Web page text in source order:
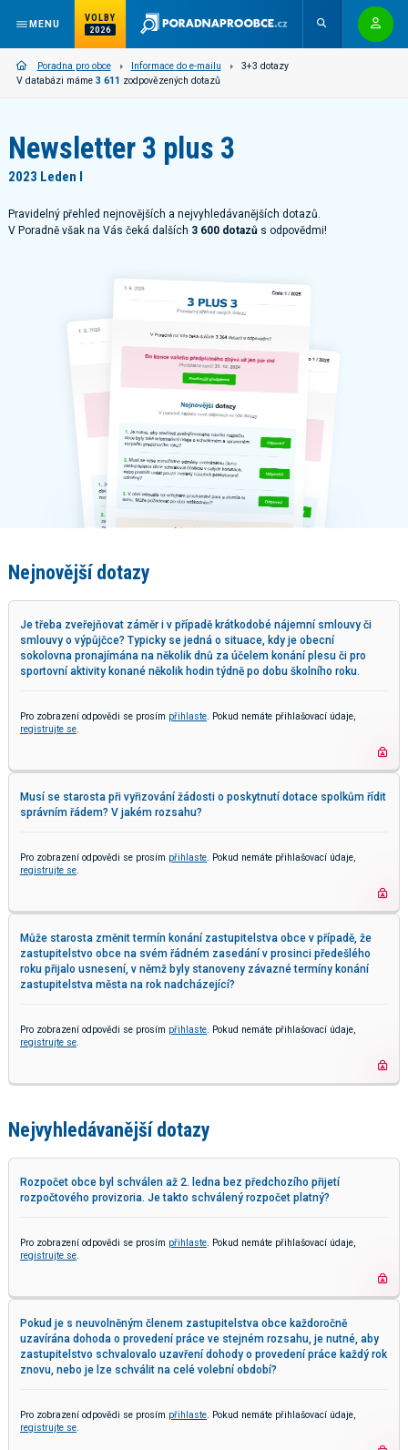
MENU
VOLBY
2026
Poradna pro obce Informace do e-mailu
3+3 dotazy
V databázi máme 3 611 zodpovězených dotazů
Newsletter 3 plus 3
2023 Leden I
Pravidelný přehled nejnovějších a nejvyhledávanějších dotazů.
V Poradně však na Vás čeká dalších 3 600 dotazů s odpovědmi!
Nejnovější dotazy
Je třeba zveřejňovat záměr i v případě krátkodobé nájemní smlouvy či
smlouvy o výpůjčce? Typicky se jedná o situace, kdy je obecní
sokolovna pronajímána na několik dnů za účelem konání plesu či pro
sportovní aktivity konané několik hodin týdně po dobu školního roku.
Pro zobrazení odpovědi se prosím přihlaste . Pokud nemáte přihlašovací údaje,
registrujte se
Musí se starosta při vyřizování žádosti o poskytnutí dotace spolkům řídit
správním řádem? V jakém rozsahu?
Pro zobrazení odpovědi se prosím přihlaste . Pokud nemáte přihlašovací údaje,
registrujte se
Může starosta změnit termín konání zastupitelstva obce v případě, že
zastupitelstvo obce na svém řádném zasedání v prosinci předešlého
roku přijalo usnesení, v němž byly stanoveny závazné termíny konání
zastupitelstva města na rok nadcházející?
Pro zobrazení odpovědi se prosím přihlaste . Pokud nemáte přihlašovací údaje,
registrujte se
Nejvyhledávanější dotazy
Rozpočet obce byl schválen až 2. ledna bez předchozího přijetí
rozpočtového provizoria. Je takto schválený rozpočet platný?
Pro zobrazení odpovědi se prosím přihlaste . Pokud nemáte přihlašovací údaje,
registrujte se
Pokud je s neuvolněným členem zastupitelstva obce každoročně
uzavírána dohoda o provedení práce ve stejném rozsahu, je nutné, aby
zastupitelstvo schvalovalo uzavření dohody o provedení práce každý rok
znovu, nebo je lze schválit na celé volební období?
Pro zobrazení odpovědi se prosím přihlaste . Pokud nemáte přihlašovací údaje,
registrujte se